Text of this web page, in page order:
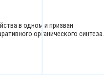
в одном и призван
органического синтеза.